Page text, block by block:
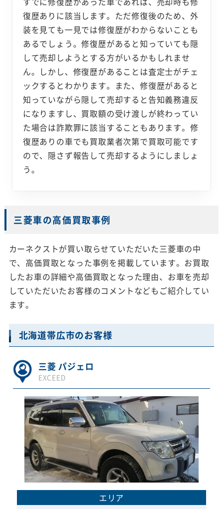
復歴ありに該当します。ただ修復後のため、外
装を見ても一見では修復歴がわからないことも
あるでしょう。修復歴があると知っていても隠
して売却しようとする方がいるかもしれませ
ん。しかし、修復歴があることは査定士がチェ
ックするとわかります。また、修復歴があると
知っていながら隠して売却すると告知義務違反
になりますし、買取額の受け渡しが終わってい
た場合は詐欺罪に該当することもあります。修
復歴ありの車でも買取業者次第で買取可能です
ので、隠さず報告して売却するようにしましょ
う。
三菱車の高価買取事例
カーネクストが買い取らせていただいた三菱車の中
で、高価買取となった事例を掲載しています。お買取
したお車の詳細や高価買取となった理由、お車を売却
していただいたお客様のコメントなどもご紹介してい
ます。
北海道帯広市のお客様
三菱 パジェロ
EXCEED
エリア